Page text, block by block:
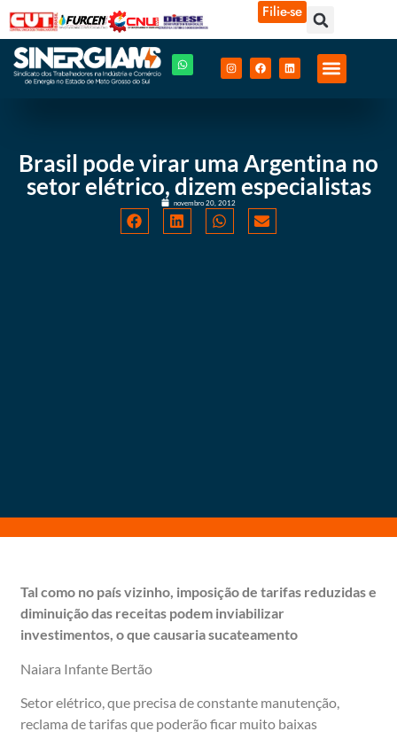
Filie-se
Brasil pode virar uma Argentina no
setor elétrico, dizem especialistas
novembro 20, 2012
Tal como no país vizinho, imposição de tarifas reduzidas e
diminuição das receitas podem inviabilizar
investimentos, o que causaria sucateamento
Naiara Infante Bertão
Setor elétrico, que precisa de constante manutenção,
reclama de tarifas que poderão ficar muito baixas